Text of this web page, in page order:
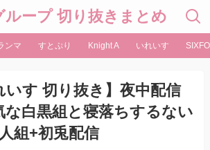
ループ 切り抜きまとめ
ンマ すとぷり Knight A いれいす
いす 切り抜き】夜中配信
な白黒組と寝落ちするない
組+初兎配信